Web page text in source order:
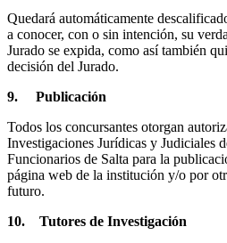
Quedará automáticamente
a conocer, con o sin intención, su
Jurado se expida, como así también
decisión del Jurado.
9. Publicación
Todos los concursantes otorgan
Investigaciones Jurídicas y Judiciales
Funcionarios de Salta para la
página web de la institución y/o por
futuro.
10.
Tutores de Investigación